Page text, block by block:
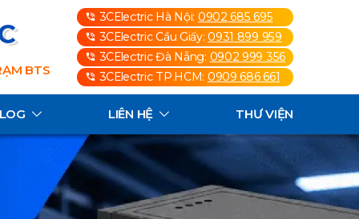
BTS
3CElectric Hà Nội: 0902 685 695
3CElectric Cầu Giấy:0931 899 959
3CElectric Đà Nẵng: 0902 999 356
3CElectric TP.HCM: 0909 686 661
LIÊN HỆ THƯ VIỆN